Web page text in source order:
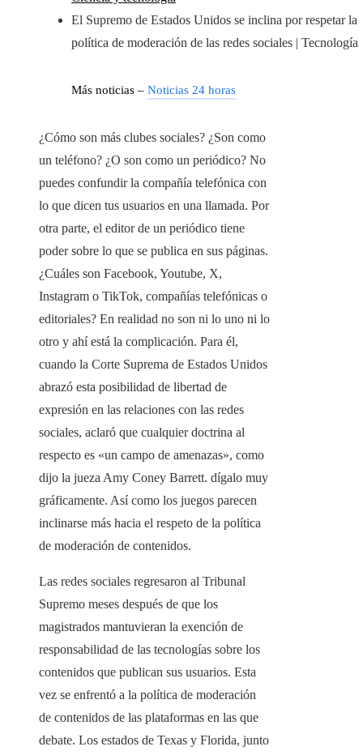
El Supremo de Estados Unidos se inclina por respetar la
política de moderación de las redes sociales | Tecnología
Más noticias – Noticias 24 horas
¿Cómo son más clubes sociales? ¿Son como
un teléfono? ¿O son como un periódico? No
puedes confundir la compañía telefónica con
lo que dicen tus usuarios en una llamada. Por
otra parte, el editor de un periódico tiene
poder sobre lo que se publica en sus páginas.
¿Cuáles son Facebook, Youtube, X,
Instagram o TikTok, compañías telefónicas o
editoriales? En realidad no son ni lo uno ni lo
otro y ahí está la complicación. Para él,
cuando la Corte Suprema de Estados Unidos
abrazó esta posibilidad de libertad de
expresión en las relaciones con las redes
sociales, aclaró que cualquier doctrina al
respecto es «un campo de amenazas», como
dijo la jueza Amy Coney Barrett. dígalo muy
gráficamente. Así como los juegos parecen
inclinarse más hacia el respeto de la política
de moderación de contenidos.
Las redes sociales regresaron al Tribunal
Supremo meses después de que los
magistrados mantuvieran la exención de
responsabilidad de las tecnologías sobre los
contenidos que publican sus usuarios. Esta
vez se enfrentó a la política de moderación
de contenidos de las plataformas en las que
debate. Los estados de Texas y Florida, junto